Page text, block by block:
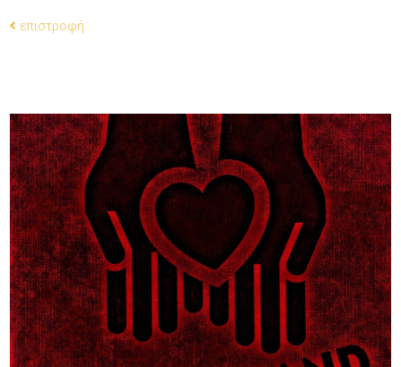
επιστροφή